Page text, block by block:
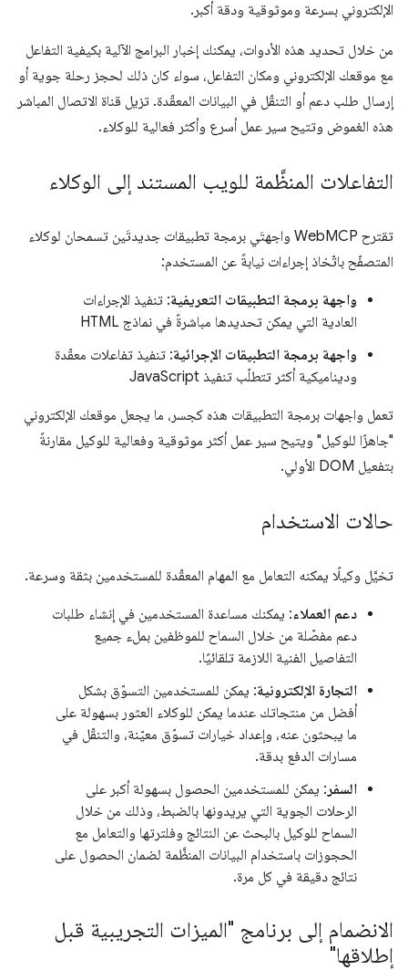
الإلكتروني بسرعة وموثوقية ودقة أكبر.
من خلال تحديد هذه الأدوات، يمكنك إخبار البرامج الآلية بكيفية التفاعل
مع موقعك الإلكتروني ومكان التفاعل، سواء كان ذلك لحجز رحلة جوية أو
إرسال طلب دعم أو التنقّل في البيانات المعقّدة. تزيل قناة الاتصال المباشر
هذه الغموض وتتيح سير عمل أسرع وأكثر فعالية للوكلاء.
التفاعلات المنظَّمة للويب المستند إلى الوكلاء
تقترح WebMCP واجهتَي برمجة تطبيقات جديدتَين تسمحان لوكلاء
المتصفّح باتّخاذ إجراءات نيابةً عن المستخدم:
واجهة برمجة التطبيقات التعريفية: تنفيذ الإجراءات
العادية التي يمكن تحديدها مباشرةً في نماذج HTML
واجهة برمجة التطبيقات الإجرائية: تنفيذ تفاعلات معقّدة
وديناميكية أكثر تتطلّب تنفيذ JavaScript
تعمل واجهات برمجة التطبيقات هذه كجسر، ما يجعل موقعك الإلكتروني
"جاهزًا للوكيل" ويتيح سير عمل أكثر موثوقية وفعالية للوكيل مقارنةً
بتفعيل DOM الأولي.
حالات الاستخدام
تخيَّل وكيلًا يمكنه التعامل مع المهام المعقّدة للمستخدمين بثقة وسرعة.
دعم العملاء: يمكنك مساعدة المستخدمين في إنشاء طلبات
دعم مفصّلة من خلال السماح للموظفين بملء جميع
التفاصيل الفنية اللازمة تلقائيًا.
التجارة الإلكترونية: يمكن للمستخدمين التسوّق بشكل
أفضل من منتجاتك عندما يمكن للوكلاء العثور بسهولة على
ما يبحثون عنه، وإعداد خيارات تسوّق معيّنة، والتنقّل في
مسارات الدفع بدقة.
السفر : يمكن للمستخدمين الحصول بسهولة أكبر على
الرحلات الجوية التي يريدونها بالضبط، وذلك من خلال
السماح للوكيل بالبحث عن النتائج وفلترتها والتعامل مع
الحجوزات باستخدام البيانات المنظَّمة لضمان الحصول على
نتائج دقيقة في كل مرة.
الانضمام إلى برنامج "الميزات التجريبية قبل
إطلاقها"